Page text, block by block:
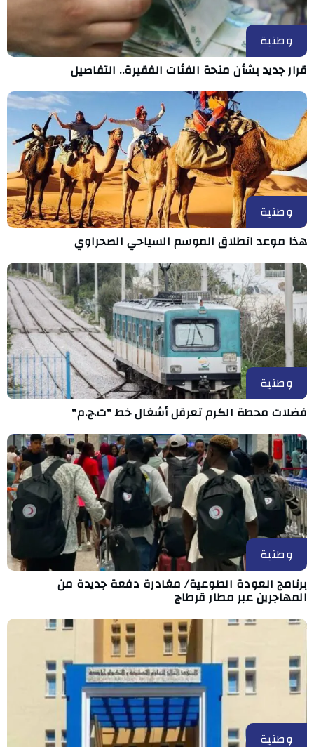
وطنية
قرار جديد بشأن منحة الفئات الفقيرة.. التفاصيل
وطنية
هذا موعد انطلاق الموسم السياحي الصحراوي
وطنية
فضلات محطة الكرم تعرقل أشغال خط "ت.ج.م"
وطنية
برنامج العودة الطوعية/ مغادرة دفعة جديدة من
المهاجرين عبر مطار قرطاج
وطنية